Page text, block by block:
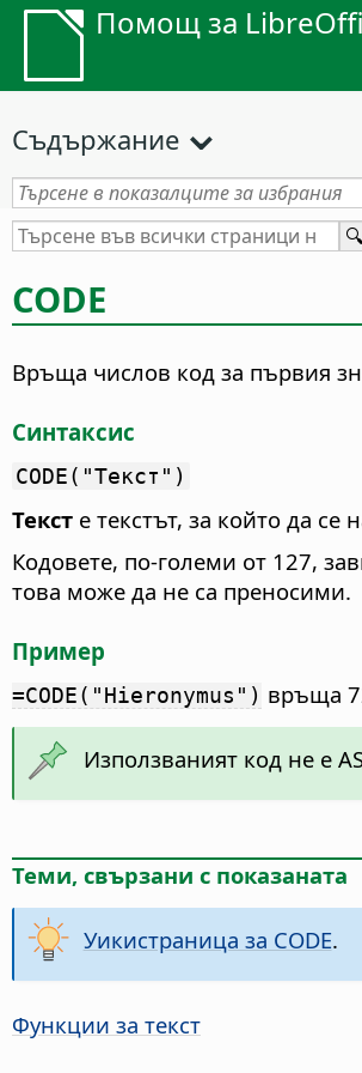
Помощ за
Съдържание
CODE
Връща числов код за първия
Синтаксис
CODE("Текст")
Текст е текстът, за който да
Кодовете, по-големи от 127,
това може да не са преносими.
Пример
=CODE("Hieronymus") връща
Използваният код не е
Теми, свързани с показаната
Уикистраница за CODE.
Функции за текст